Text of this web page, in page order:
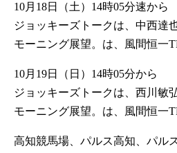
10月18日（土）14時05分速から
ジョッキーズトークは、中西達
モーニング展望。は、風間恒一
10月19日（日）14時05分から
ジョッキーズトークは、西川敏
モーニング展望。は、風間恒一
高知競馬場、パルス高知、パル